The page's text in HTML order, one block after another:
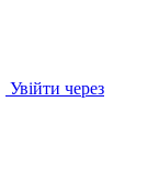
Увійти через